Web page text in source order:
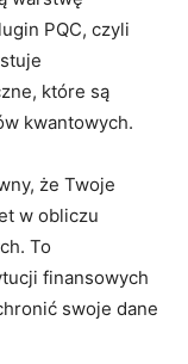
PQC, czyli
które są
kwantowych.
że Twoje
w⁢ obliczu
To
finansowych
swoje dane⁢